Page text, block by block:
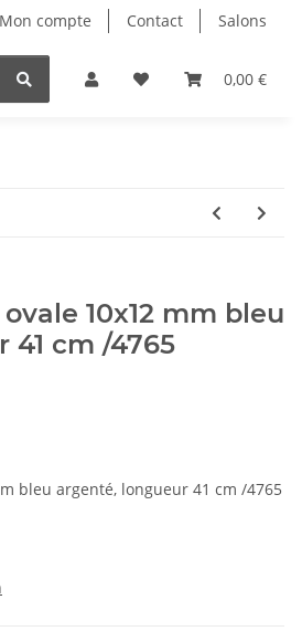
Mon compte Contact Salons
0,00 €
10x12 mm bleu
41 cm /4765
bleu argenté, longueur 41 cm /4765